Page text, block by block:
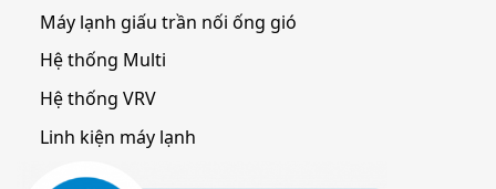
Máy lạnh giấu trần nối ống gió
Hệ thống Multi
Hệ thống VRV
Linh kiện máy lạnh